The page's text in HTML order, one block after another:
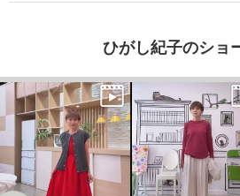
ひがし紀子のショ